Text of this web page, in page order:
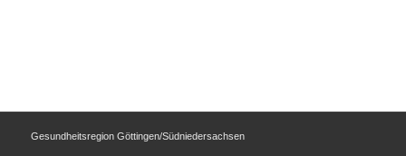
Gesundheitsregion Göttingen/Südniedersachsen